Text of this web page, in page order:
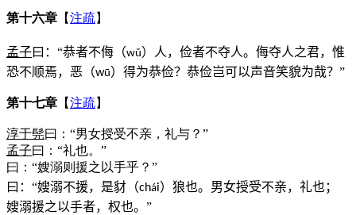
第十六章 【注疏】
孟子曰：“恭者不侮（wǔ）人，俭者不夺人。侮夺人之君，惟
恐不顺焉，恶（wū）得为恭俭？恭俭岂可以声音笑貌为哉？”
第十七章 【注疏】
淳于髡曰：“男女授受不亲，礼与？”
孟子曰：“礼也。”
曰：“嫂溺则援之以手乎？”
曰：“嫂溺不援，是豺（chái）狼也。男女授受不亲，礼也；
嫂溺援之以手者，权也。”